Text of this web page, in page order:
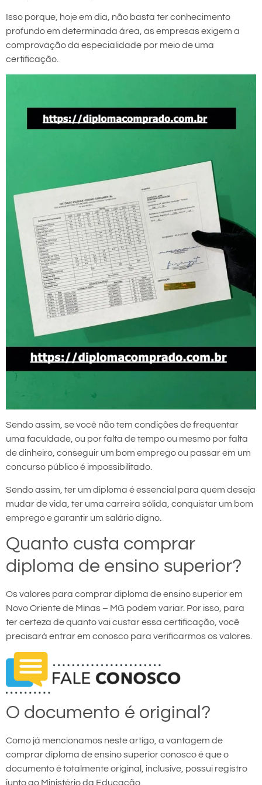
Isso porque, hoje em dia, não basta ter conhecimento
profundo em determinada área, as empresas exigem a
comprovação da especialidade por meio de uma
certificação.
Sendo assim, se você não tem condições de frequentar
uma faculdade, ou por falta de tempo ou mesmo por falta
de dinheiro, conseguir um bom emprego ou passar em um
concurso público é impossibilitado.
Sendo assim, ter um diploma é essencial para quem deseja
mudar de vida, ter uma carreira sólida, conquistar um bom
emprego e garantir um salário digno.
Quanto custa comprar
diploma de ensino superior?
Os valores para comprar diploma de ensino superior em
Novo Oriente de Minas – MG podem variar. Por isso, para
ter certeza de quanto vai custar essa certificação, você
precisará entrar em conosco para verificarmos os valores.
O documento é original?
Como já mencionamos neste artigo, a vantagem de
comprar diploma de ensino superior conosco é que o
documento é totalmente original, inclusive, possui registro
junto ao Ministério da Educação.